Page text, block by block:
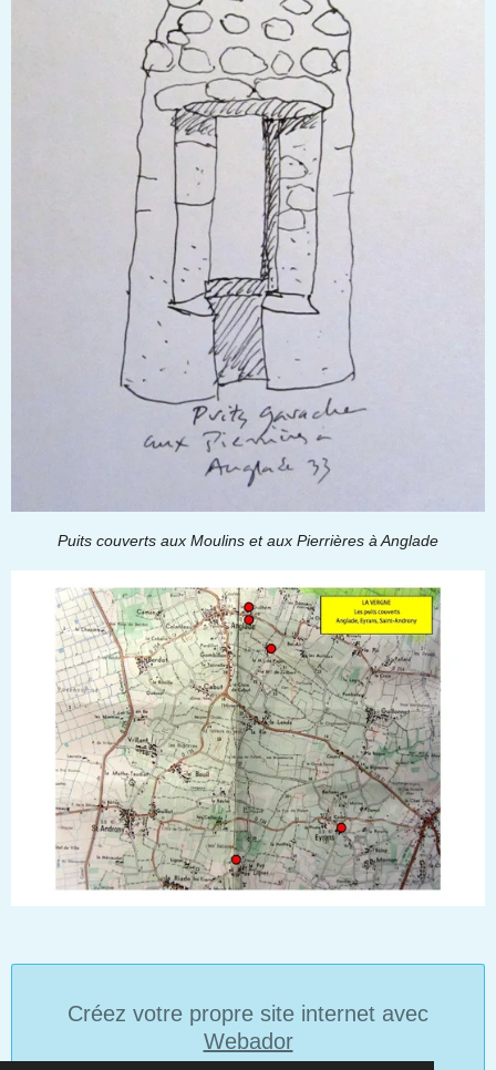
Puits couverts aux Moulins et aux Pierrières à Anglade
Créez votre propre site internet avec
Webador